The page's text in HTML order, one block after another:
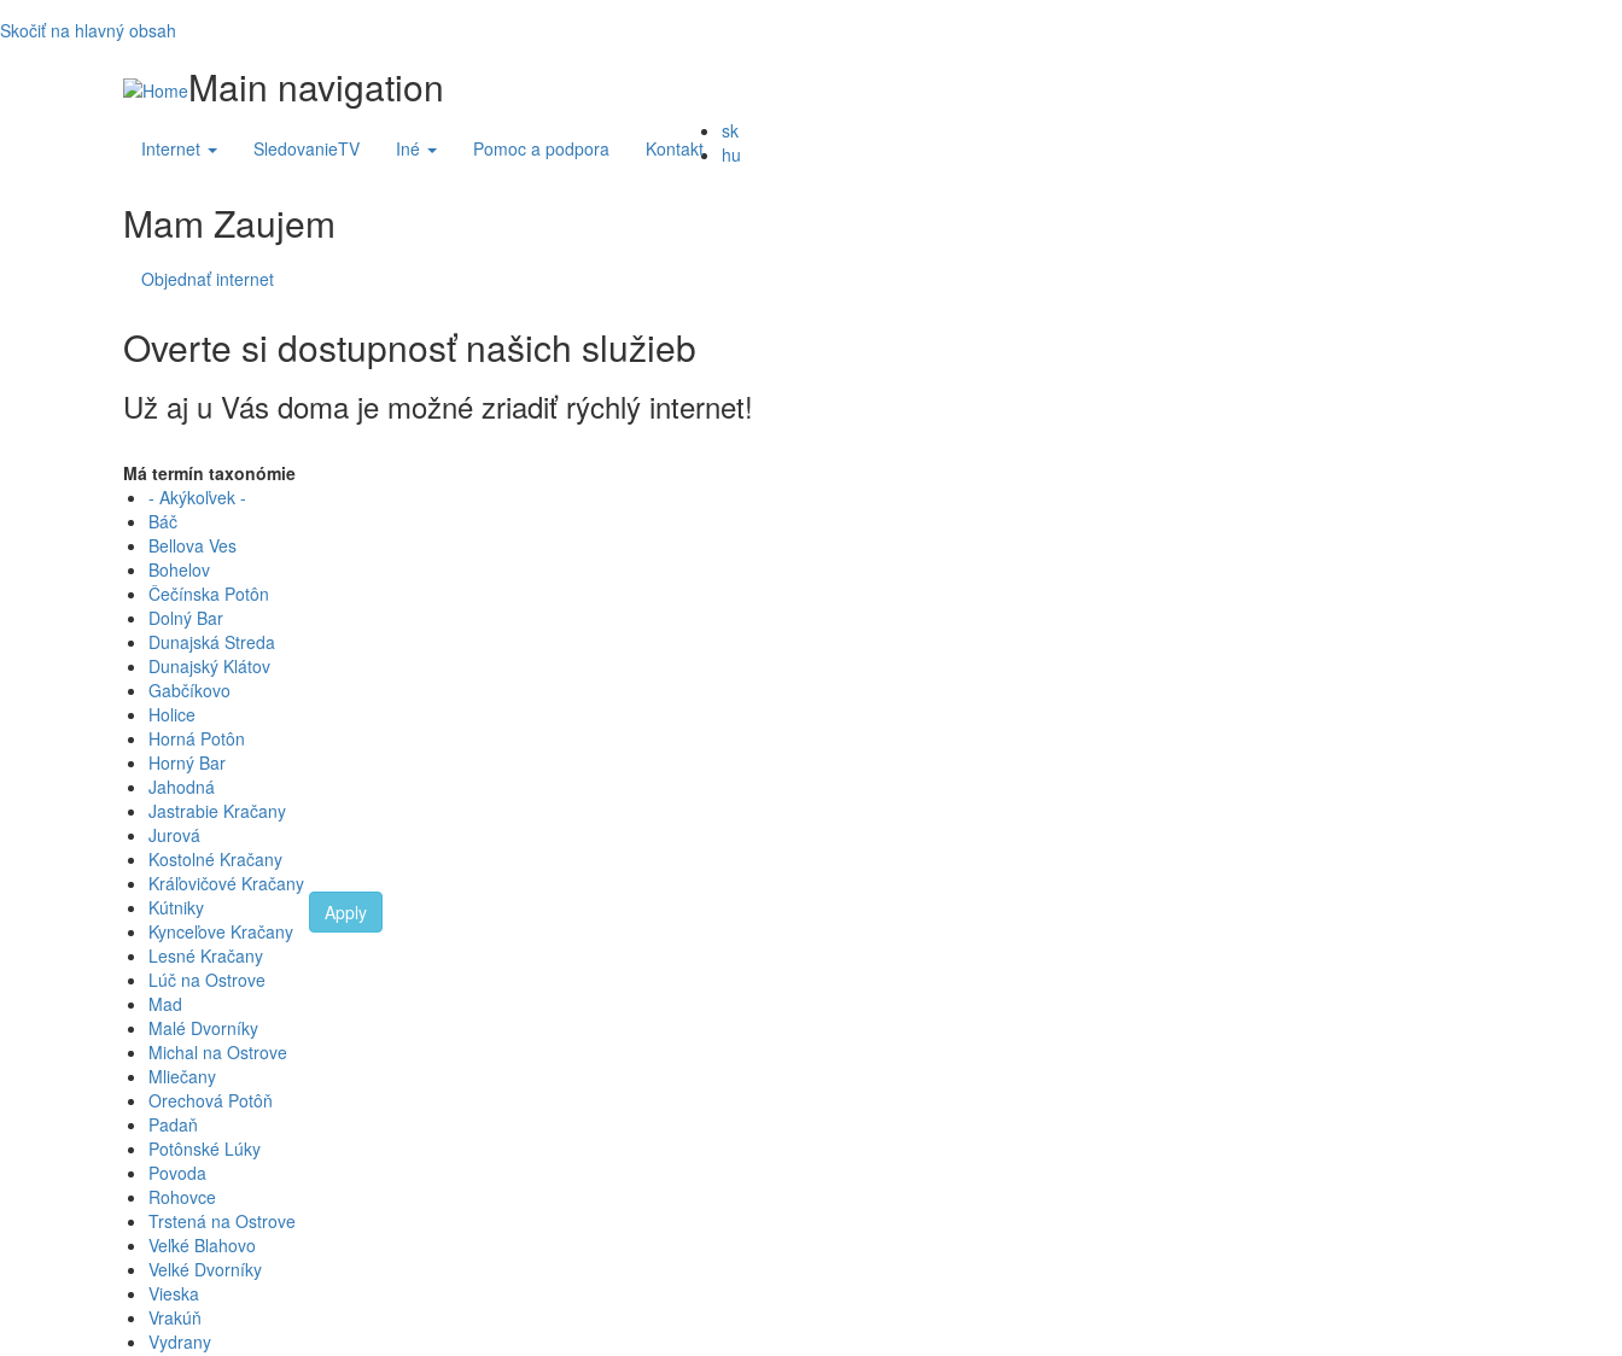
Skočiť na hlavný obsah
Main navigation
Internet SledovanieTV Iné Pomoc a podpora Kontakt
sk
hu
Mam Zaujem
Objednať internet
Overte si dostupnosť našich služieb
Už aj u Vás doma je možné zriadiť rýchlý internet!
Má termín taxonómie
- Akýkoľvek -
Báč
Bellova Ves
Bohelov
Čečínska Potôn
Dolný Bar
Dunajská Streda
Dunajský Klátov
Gabčíkovo
Holice
Horná Potôn
Horný Bar
Jahodná
Jastrabie Kračany
Jurová
Kostolné Kračany
Kráľovičové Kračany
Kútniky
Kynceľove Kračany
Lesné Kračany
Lúč na Ostrove
Mad
Malé Dvorníky
Michal na Ostrove
Mliečany
Orechová Potôň
Padaň
Potônské Lúky
Povoda
Rohovce
Trstená na Ostrove
Veľké Blahovo
Velké Dvorníky
Vieska
Vrakúň
Vydrany
Apply